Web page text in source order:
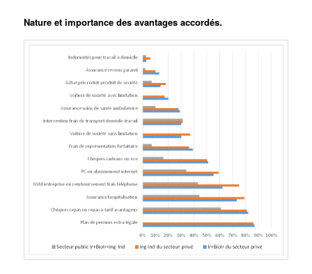
Nature et importance des avantages accordés.